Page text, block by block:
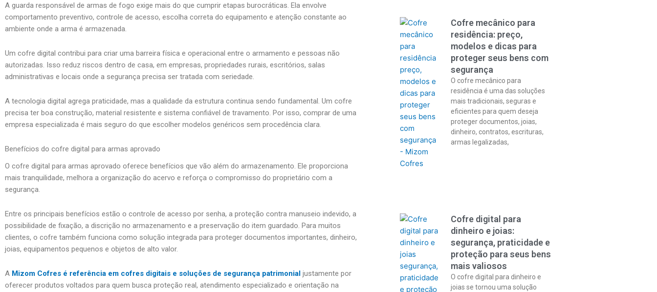
A guarda responsável de armas de fogo exige mais do que cumprir etapas burocráticas. Ela envolve
comportamento preventivo, controle de acesso, escolha correta do equipamento e atenção constante ao
ambiente onde a arma é armazenada.
Um cofre digital contribui para criar uma barreira física e operacional entre o armamento e pessoas não
autorizadas. Isso reduz riscos dentro de casa, em empresas, propriedades rurais, escritórios, salas
administrativas e locais onde a segurança precisa ser tratada com seriedade.
A tecnologia digital agrega praticidade, mas a qualidade da estrutura continua sendo fundamental. Um cofre
precisa ter boa construção, material resistente e sistema confiável de travamento. Por isso, comprar de uma
empresa especializada é mais seguro do que escolher modelos genéricos sem procedência clara.
Benefícios do cofre digital para armas aprovado
O cofre digital para armas aprovado oferece benefícios que vão além do armazenamento. Ele proporciona
mais tranquilidade, melhora a organização do acervo e reforça o compromisso do proprietário com a
segurança.
Entre os principais benefícios estão o controle de acesso por senha, a proteção contra manuseio indevido, a
possibilidade de fixação, a discrição no armazenamento e a preservação do item guardado. Para muitos
clientes, o cofre também funciona como solução integrada para proteger documentos importantes, dinheiro,
joias, equipamentos pequenos e objetos de alto valor.
A Mizom Cofres é referência em cofres digitais e soluções de segurança patrimonial justamente por
oferecer produtos voltados para quem busca proteção real, atendimento especializado e orientação na
Cofre mecânico para
residência: preço,
modelos e dicas para
proteger seus bens com
segurança
O cofre mecânico para
residência é uma das soluções
mais tradicionais, seguras e
eficientes para quem deseja
proteger documentos, joias,
dinheiro, contratos, escrituras,
armas legalizadas,
Cofre digital para
dinheiro e joias:
segurança, praticidade e
proteção para seus bens
mais valiosos
O cofre digital para dinheiro e
joias se tornou uma solução